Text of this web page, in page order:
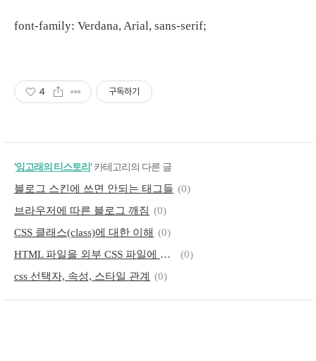
font-family: Verdana, Arial, sans-serif;
4 구독하기
'잉고래의 티스토리' 카테고리의 다른 글
블로그 스킨에 쓰면 안되는 태그들 (0)
브라우저에 따른 블로그 깨짐 (0)
CSS 클래스(class)에 대한 이해 (0)
HTML 파일을 외부 CSS 파일에 연결하기 : link 태그 사용
(0)
css 선택자, 속성, 스타일 관계
(0)